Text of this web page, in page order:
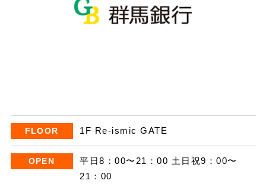
営業案内・アクセス
よくある質問
お問い合わせ
FLOOR 1F Re-ismic GATE
OPEN
平日8：00〜21：00 土日祝9：00〜
21：00